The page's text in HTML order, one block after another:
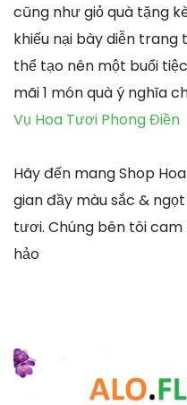
cũng như giỏ quà tặng
khiếu nại bày diễn
thể tạo nên một buổi
mãi 1 món quà ý nghĩa
Vụ Hoa Tươi Phong Điền
Hãy đến mang Shop
gian đầy màu sắc &
tươi. Chúng bên tôi
hảo